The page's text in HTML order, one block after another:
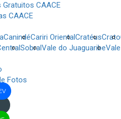
Gratuitos CAACE
CAACE
CanindéCariri OrientalCratéusCrato
SobralVale do Juaguaribe
Fotos